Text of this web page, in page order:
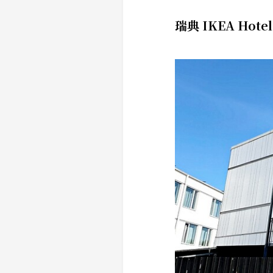
瑞典 IKEA